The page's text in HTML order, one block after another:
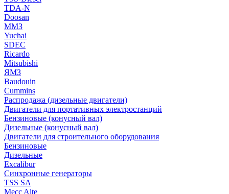
TDA-N
Doosan
ММЗ
Yuchai
SDEC
Ricardo
Mitsubishi
ЯМЗ
Baudouin
Cummins
Распродажа (дизельные двигатели)
Двигатели для портативных электростанций
Бензиновые (конусный вал)
Дизельные (конусный вал)
Двигатели для строительного оборудования
Бензиновые
Дизельные
Excalibur
Синхронные генераторы
TSS SA
Mecc Alte